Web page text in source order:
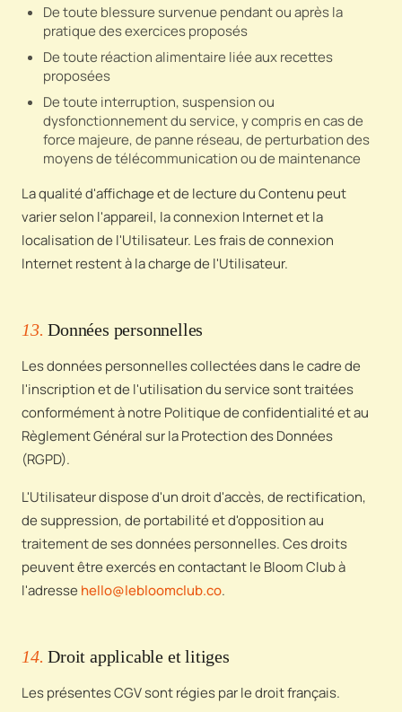
De toute blessure survenue pendant ou après la
pratique des exercices proposés
De toute réaction alimentaire liée aux recettes
proposées
De toute interruption, suspension ou
dysfonctionnement du service, y compris en cas de
force majeure, de panne réseau, de perturbation des
moyens de télécommunication ou de maintenance
La qualité d'affichage et de lecture du Contenu peut
varier selon l'appareil, la connexion Internet et la
localisation de l'Utilisateur. Les frais de connexion
Internet restent à la charge de l'Utilisateur.
13. Données personnelles
Les données personnelles collectées dans le cadre de
l'inscription et de l'utilisation du service sont traitées
conformément à notre Politique de confidentialité et au
Règlement Général sur la Protection des Données
(RGPD).
L'Utilisateur dispose d'un droit d'accès, de rectification,
de suppression, de portabilité et d'opposition au
traitement de ses données personnelles. Ces droits
peuvent être exercés en contactant le Bloom Club à
l'adresse hello@lebloomclub.co.
14. Droit applicable et litiges
Les présentes CGV sont régies par le droit français.